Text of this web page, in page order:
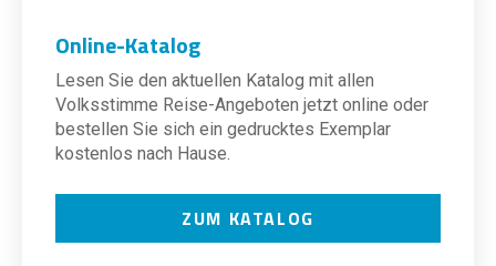
Online-Katalog
Lesen Sie den aktuellen Katalog mit allen
Volksstimme Reise-Angeboten jetzt online oder
bestellen Sie sich ein gedrucktes Exemplar
kostenlos nach Hause.
ZUM KATALOG